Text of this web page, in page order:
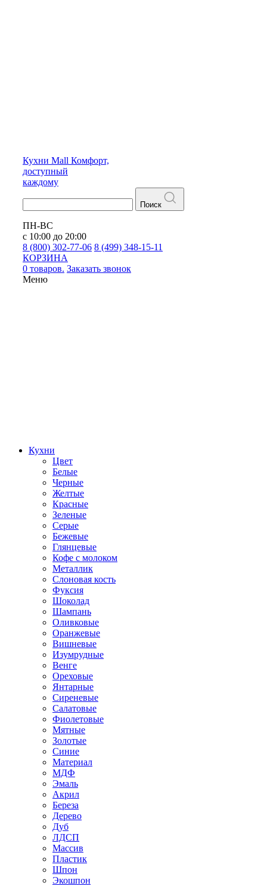
Кухни Mall Комфорт,
доступный
каждому
Поиск
ПН-ВС
с 10:00 до 20:00
8 (800) 302-77-06 8 (499) 348-15-11
КОРЗИНА
0 товаров. Заказать звонок
Меню
Кухни
Цвет
Белые
Черные
Желтые
Красные
Зеленые
Серые
Бежевые
Глянцевые
Кофе с молоком
Металлик
Слоновая кость
Фуксия
Шоколад
Шампань
Оливковые
Оранжевые
Вишневые
Изумрудные
Венге
Ореховые
Янтарные
Сиреневые
Салатовые
Фиолетовые
Мятные
Золотые
Синие
Материал
МДФ
Эмаль
Акрил
Береза
Дерево
Дуб
ЛДСП
Массив
Пластик
Шпон
Экошпон